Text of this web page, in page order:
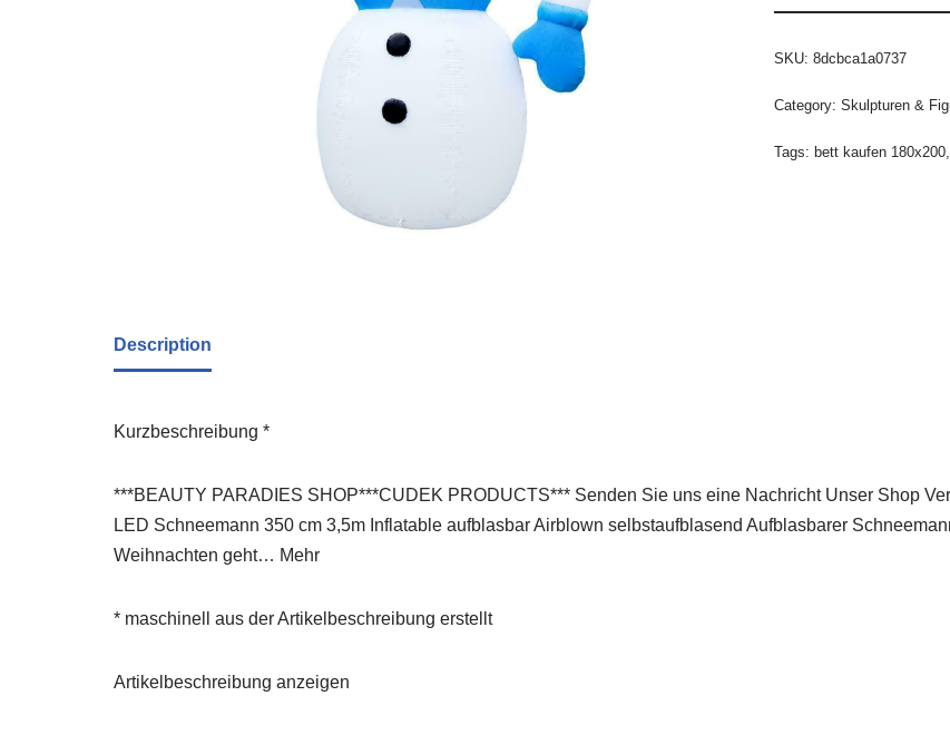
SKU: 8dcbca1a0737
Category: Skulpturen &
Tags: bett kaufen 180x200,
Description
Kurzbeschreibung *
***BEAUTY PARADIES SHOP***CUDEK PRODUCTS*** Senden Sie uns eine Nachricht Unser Shop
LED Schneemann 350 cm 3,5m Inflatable aufblasbar Airblown selbstaufblasend Aufblasbarer
Weihnachten geht… Mehr
* maschinell aus der Artikelbeschreibung erstellt
Artikelbeschreibung anzeigen